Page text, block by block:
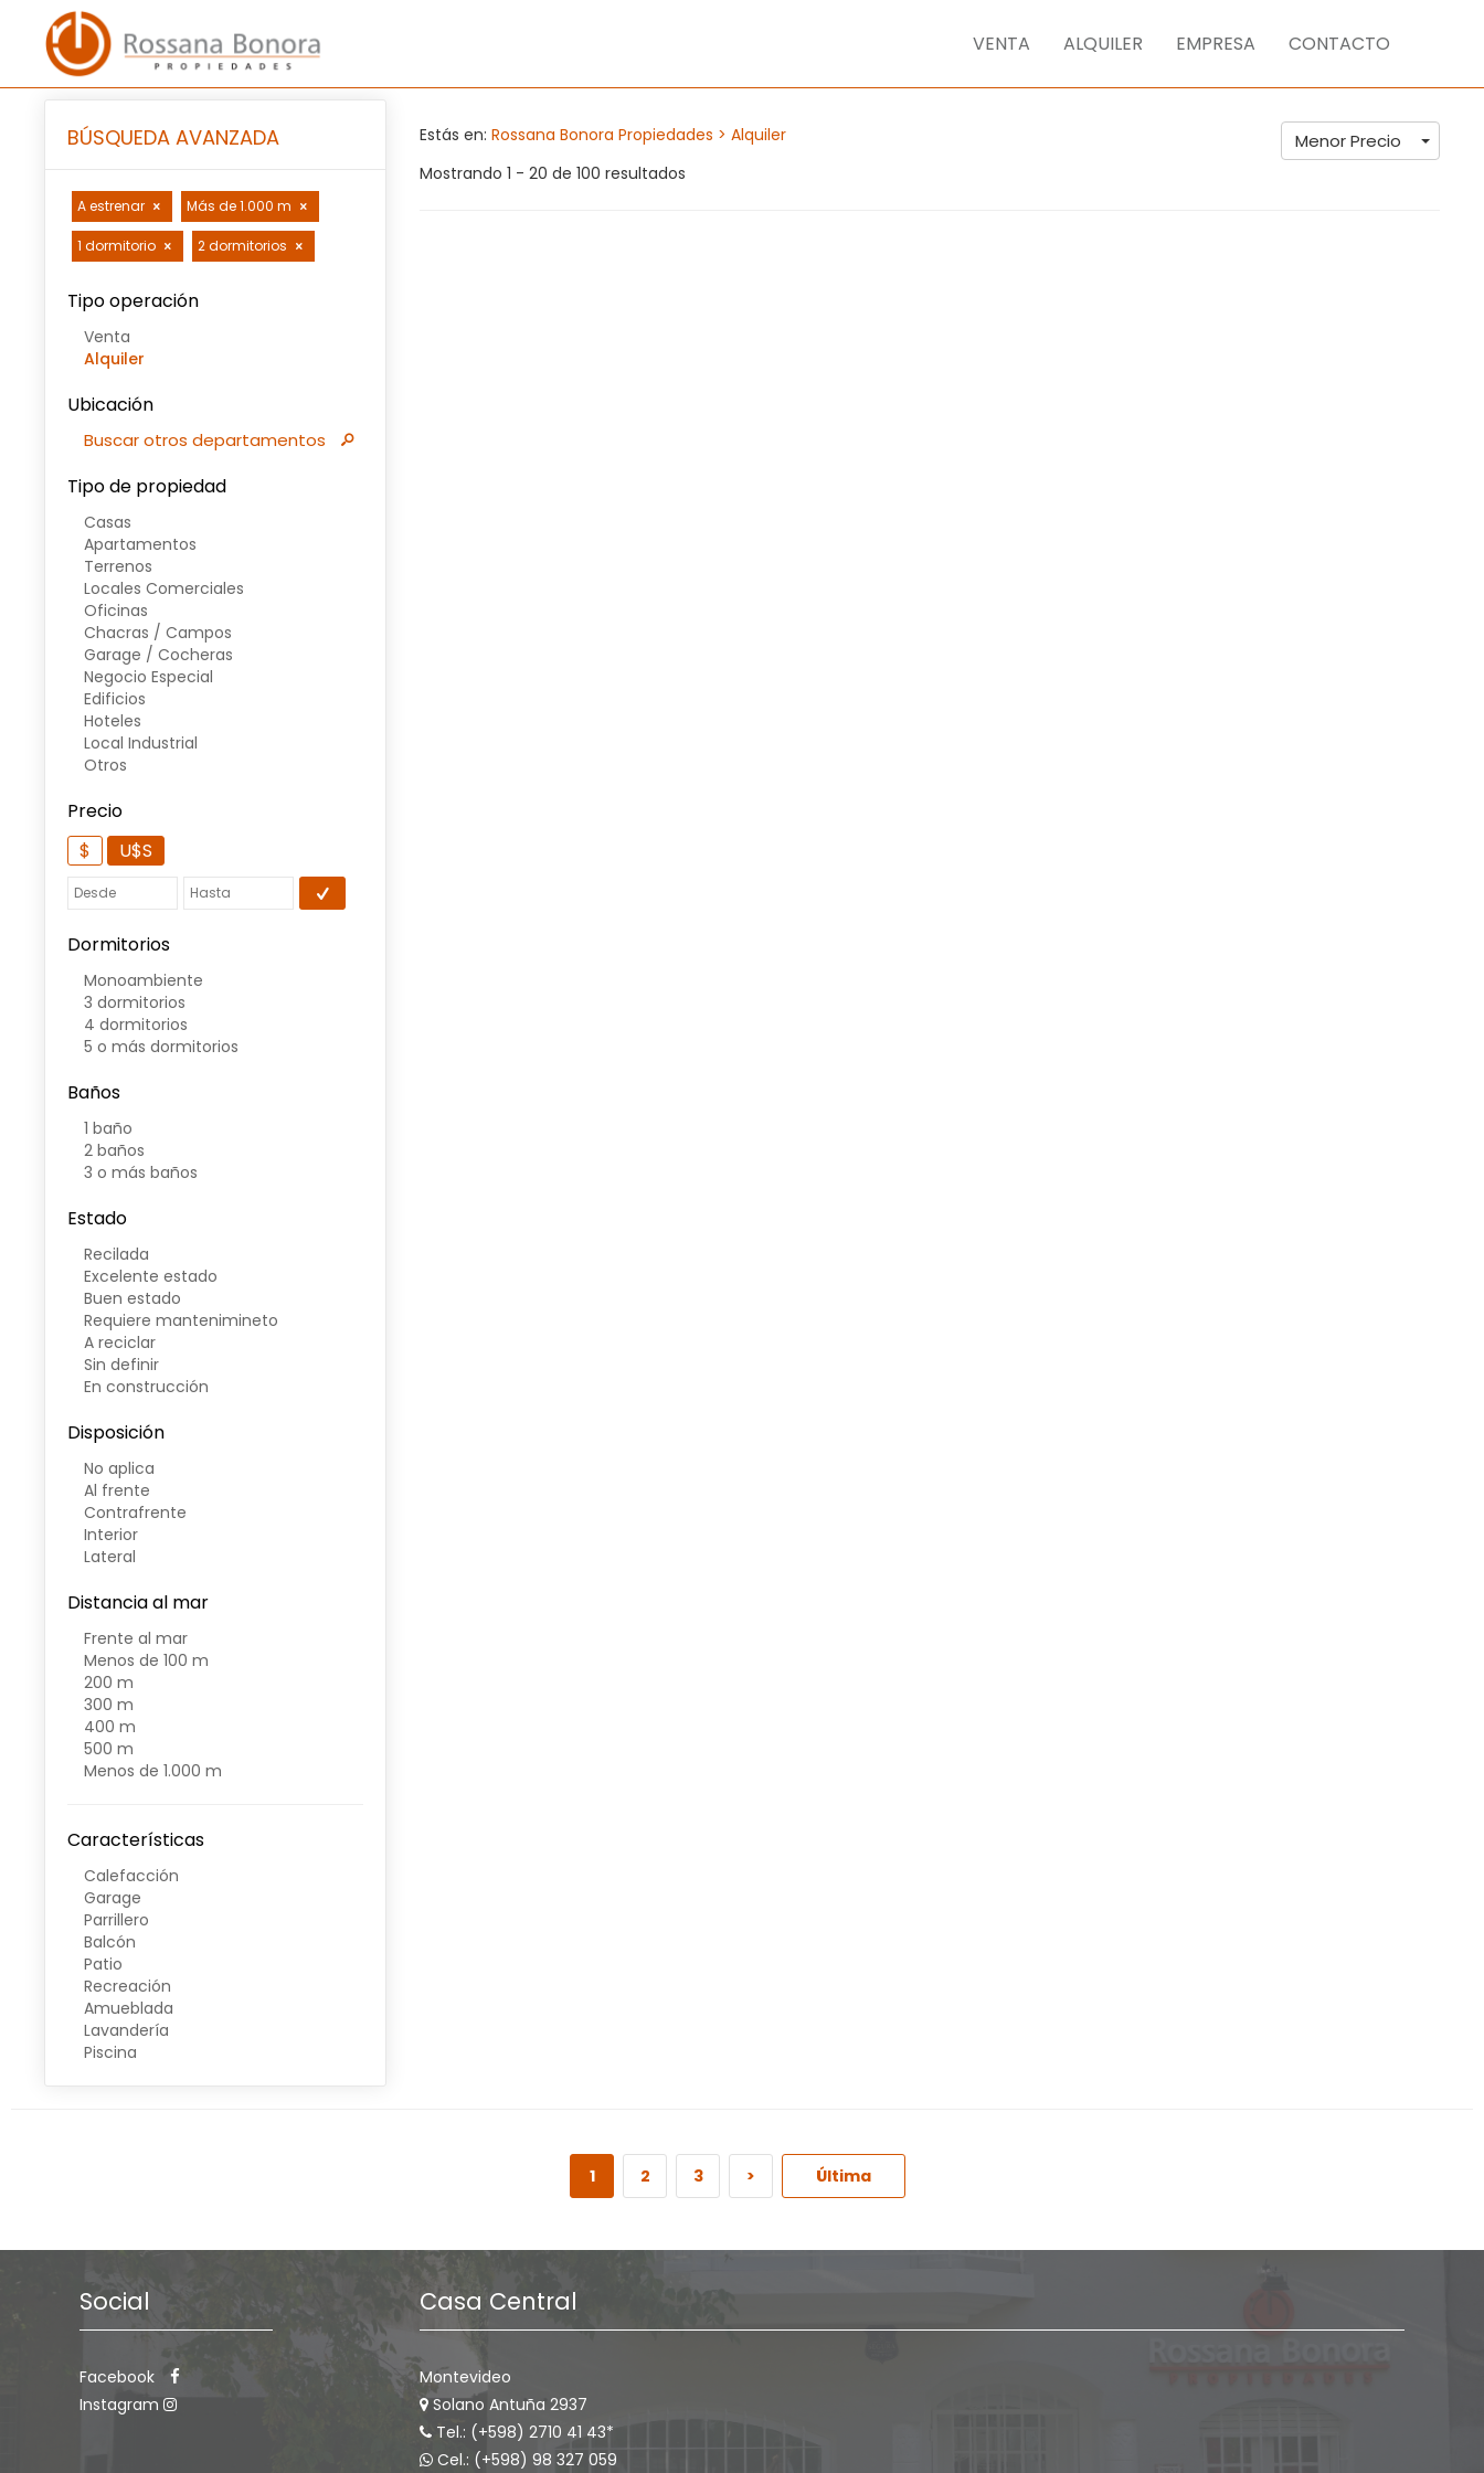
VENTA ALQUILER EMPRESA CONTACTO
BÚSQUEDA AVANZADA
A estrenar Más de 1.000 m
1 dormitorio 2 dormitorios
Tipo operación
Venta
Alquiler
Ubicación
Buscar otros departamentos
Tipo de propiedad
Casas
Apartamentos
Terrenos
Locales Comerciales
Oficinas
Chacras / Campos
Garage / Cocheras
Negocio Especial
Edificios
Hoteles
Local Industrial
Otros
Precio
$
U$S
Dormitorios
Monoambiente
3 dormitorios
4 dormitorios
5 o más dormitorios
Baños
1 baño
2 baños
3 o más baños
Estado
Recilada
Excelente estado
Buen estado
Requiere mantenimineto
A reciclar
Sin definir
En construcción
Disposición
No aplica
Al frente
Contrafrente
Interior
Lateral
Distancia al mar
Frente al mar
Menos de 100 m
200 m
300 m
400 m
500 m
Menos de 1.000 m
Características
Calefacción
Garage
Parrillero
Balcón
Patio
Recreación
Amueblada
Lavandería
Piscina
Estás en: Rossana Bonora Propiedades > Alquiler
Mostrando 1 - 20 de 100 resultados
Menor Precio
1 2 3 > Última
Social
Facebook
Instagram
Casa Central
Montevideo
Solano Antuña 2937
Tel.: (+598) 2710 41 43*
Cel.: (+598) 98 327 059